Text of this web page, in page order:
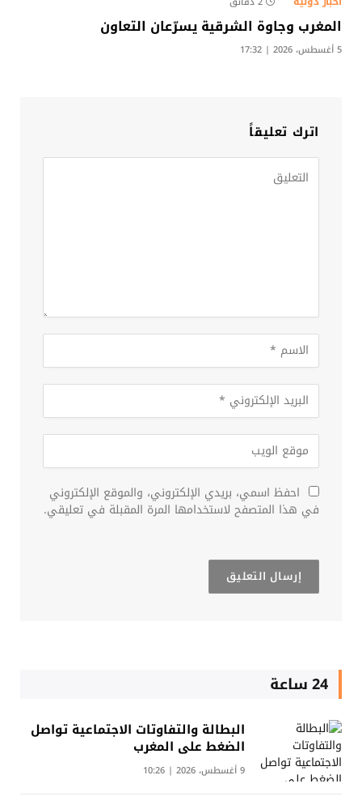
المغرب وجاوة الشرقية يسرّعان التعاون
5 أغسطس، 2026 | 17:32
اترك تعليقاً
احفظ اسمي، بريدي الإلكتروني، والموقع الإلكتروني
في هذا المتصفح لاستخدامها المرة المقبلة في تعليقي.
24 ساعة
البطالة والتفاوتات الاجتماعية تواصل
الضغط على المغرب
9 أغسطس، 2026 | 10:26